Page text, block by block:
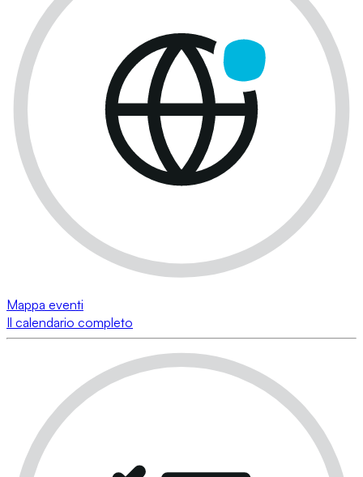
Mappa eventi
Il calendario completo